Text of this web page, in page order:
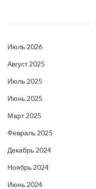
Июль 2026
Август 2025
Июль 2025
Июнь 2025
Март 2025
Февраль 2025
Декабрь 2024
Ноябрь 2024
Июнь 2024